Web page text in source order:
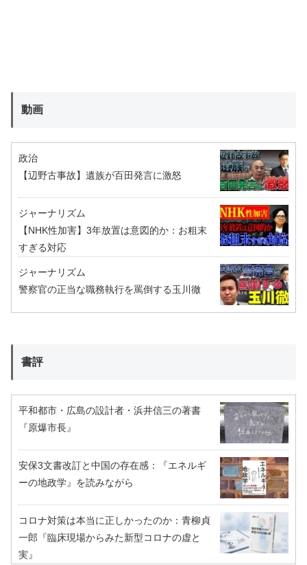
動画
政治
【辺野古事故】遺族が百田発言に激怒
ジャーナリズム
【NHK性加害】3年放置は意図的か：お粗末
すぎる対応
ジャーナリズム
警察官の正当な職務執行を罵倒する玉川徹
書評
平和都市・広島の設計者・浜井信三の著書
『原爆市長』
安保3文書改訂と中国の存在感：『エネルギ
ーの地政学』を読みながら
コロナ対策は本当に正しかったのか：青柳貞
一郎『臨床現場からみた新型コロナの虚と
実』